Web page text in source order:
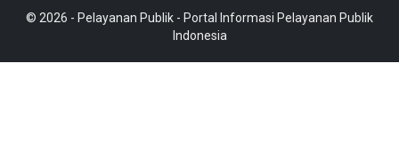
© 2026 - Pelayanan Publik - Portal Informasi Pelayanan Publik
Indonesia